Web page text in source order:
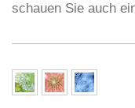
schauen Sie auch